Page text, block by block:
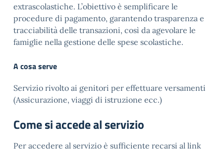
extrascolastiche. L’obiettivo è semplificare le
procedure di pagamento, garantendo trasparenza e
tracciabilità delle transazioni, così da agevolare le
famiglie nella gestione delle spese scolastiche.
A cosa serve
Servizio rivolto ai genitori per effettuare versamenti
(Assicurazione, viaggi di istruzione ecc.)
Come si accede al servizio
Per accedere al servizio è sufficiente recarsi al link